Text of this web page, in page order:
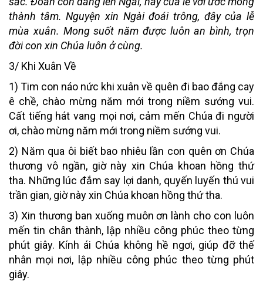
thành tâm. Nguyện xin Ngài đoái trông, đây của lễ
mùa xuân. Mong suốt năm được luôn an bình, trọn
đời con xin Chúa luôn ở cùng.
3/ Khi Xuân Về
1) Tim con náo nức khi xuân về quên đi bao đắng cay
ê chề, chào mừng năm mới trong niềm sướng vui.
Cất tiếng hát vang mọi nơi, cảm mến Chúa đi người
ơi, chào mừng năm mới trong niềm sướng vui.
2) Năm qua ôi biết bao nhiêu lần con quên ơn Chúa
thương vô ngần, giờ này xin Chúa khoan hồng thứ
tha. Những lúc đắm say lợi danh, quyến luyến thú vui
trần gian, giờ này xin Chúa khoan hồng thứ tha.
3) Xin thương ban xuống muôn ơn lành cho con luôn
mến tin chân thành, lập nhiều công phúc theo từng
phút giây. Kính ái Chúa không hề ngơi, giúp đỡ thế
nhân mọi nơi, lập nhiều công phúc theo từng phút
giây.